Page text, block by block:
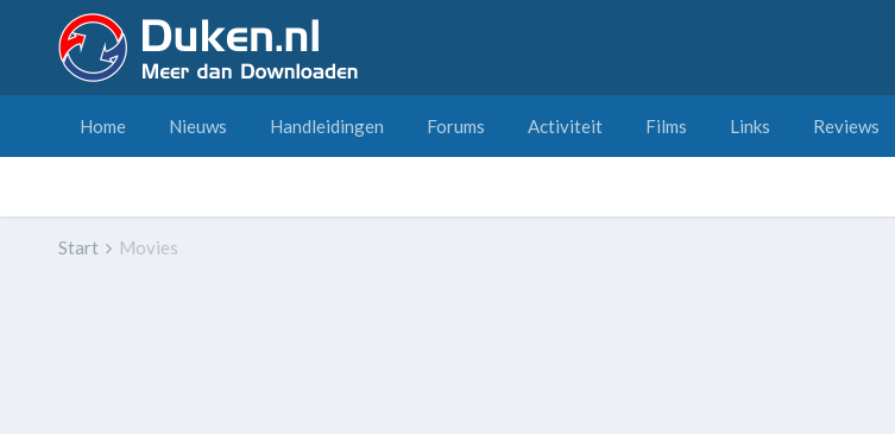
Home Nieuws Handleidingen Forums Activiteit Films Links Reviews
Start Movies